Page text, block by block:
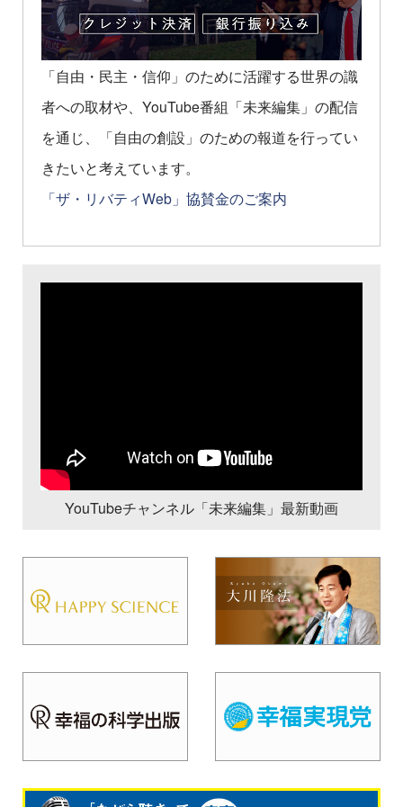
「自由・民主・信仰」のために活躍する世界の識
者への取材や、YouTube番組「未来編集」の配信
を通じ、「自由の創設」のための報道を行ってい
きたいと考えています。
「ザ・リバティWeb」協賛金のご案内
YouTubeチャンネル「未来編集」最新動画